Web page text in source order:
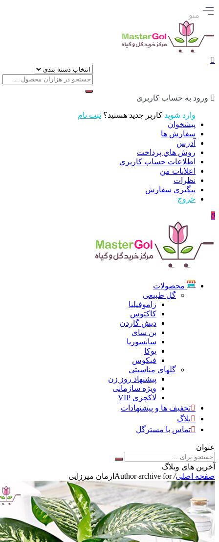
منو
ورود به حساب کاربری
وارد شوید کاربر جدید هستید؟ ثبت نام
پیشخوان
سفارش ها
آدرس
روش هاي پرداخت
اطلاعات حساب كاربری
اعلانات من
نظرات
پیگیری سفارش
خروج
0
محصولات
گل طبیعی
زاموفیلیا
کاکتوس
دیش گاردن
بن سای
سانسوریا
یوکا
فیکوس
گلهای مناسبتی
پیشنهاد روز زن
ویژه سازمانی
لاکچری VIP
تخفیف ها و پیشنهادات
بلاگ
تماس با مسترگل
عنوان
آخرین های وبلاگ
صفحه اصلی/
Author archive for ارمان میرزایی